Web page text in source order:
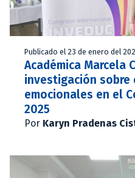
Publicado el 23 de enero del
Académica Marcela
investigación sobre
emocionales en el
2025
Por Karyn Pradenas